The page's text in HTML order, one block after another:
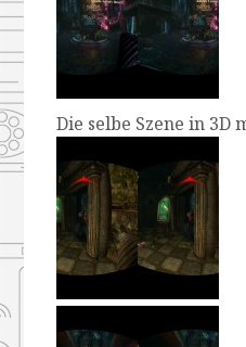
Die selbe Szene in 3D